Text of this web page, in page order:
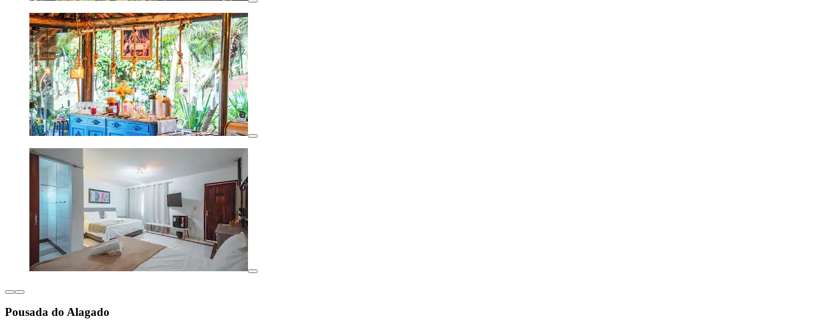
Pousada do Alagado